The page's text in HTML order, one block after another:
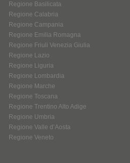
Regione Basilicata
Regione Calabria
Regione Campania
Regione Emilia Romagna
Regione Friuli Venezia Giulia
Regione Lazio
Regione Liguria
Regione Lombardia
Regione Marche
Regione Toscana
Regione Trentino Alto Adige
Regione Umbria
Regione Valle d’Aosta
Regione Veneto